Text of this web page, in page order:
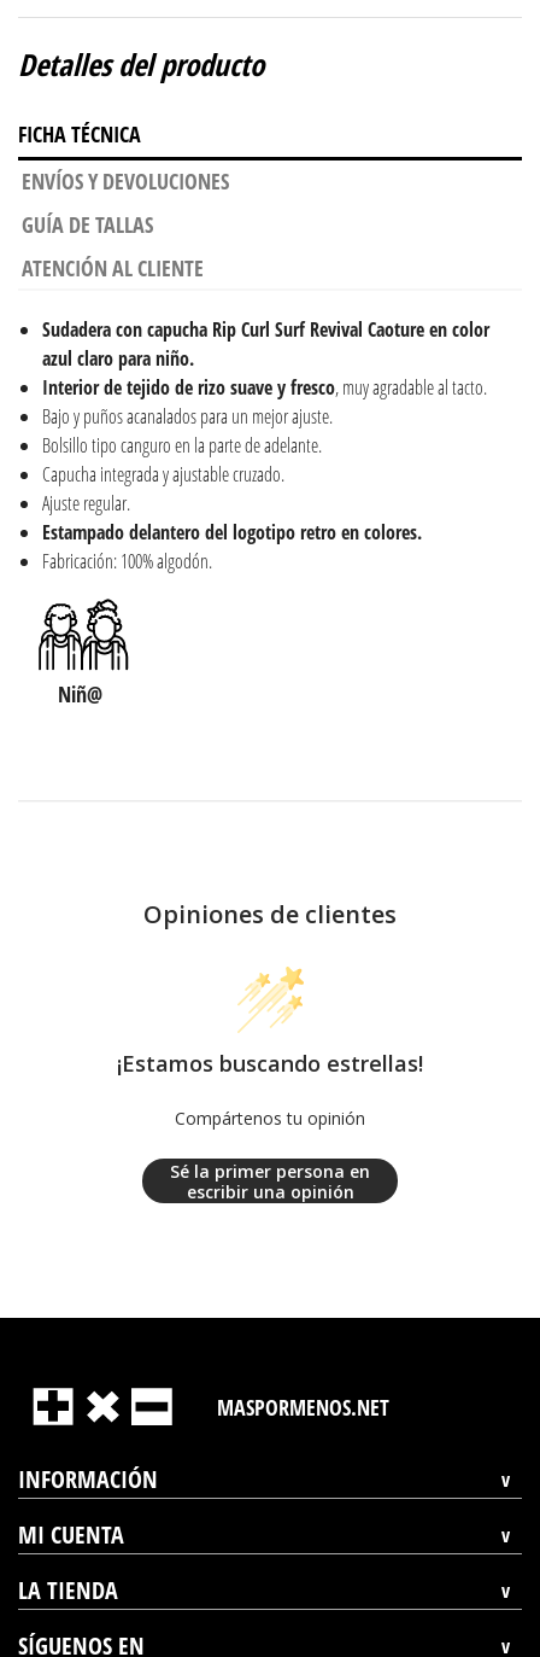
Detalles del producto
FICHA TÉCNICA
ENVÍOS Y DEVOLUCIONES
GUÍA DE TALLAS
ATENCIÓN AL CLIENTE
Sudadera con capucha Rip Curl Surf Revival Caoture en color
azul claro para niño.
Interior de tejido de rizo suave y fresco, muy agradable al tacto.
Bajo y puños acanalados para un mejor ajuste.
Bolsillo tipo canguro en la parte de adelante.
Capucha integrada y ajustable cruzado.
Ajuste regular.
Estampado delantero del logotipo retro en colores.
Fabricación: 100% algodón.
Niñ@
Opiniones de clientes
¡Estamos buscando estrellas!
Compártenos tu opinión
Sé la primer persona en
escribir una opinión
MASPORMENOS.NET
INFORMACIÓN
MI CUENTA
LA TIENDA
SÍGUENOS EN